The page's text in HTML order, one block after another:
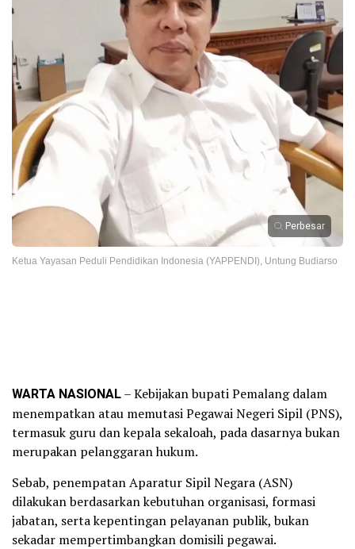
Perbesar
Ketua Yayasan Peduli Pendidikan Indonesia (YAPPENDI), Untung Budiarso
WARTA NASIONAL– Kebijakan bupati Pemalang dalam
menempatkan atau memutasi Pegawai Negeri Sipil (PNS),
termasuk guru dan kepala sekaloah, pada dasarnya bukan
merupakan pelanggaran hukum.
Sebab, penempatan Aparatur Sipil Negara (ASN)
dilakukan berdasarkan kebutuhan organisasi, formasi
jabatan, serta kepentingan pelayanan publik, bukan
sekadar mempertimbangkan domisili pegawai.